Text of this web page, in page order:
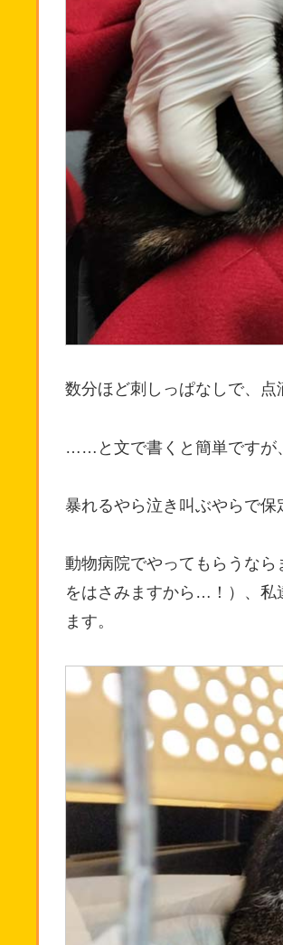
数分ほど刺しっぱなしで、点
……と文で書くと簡単ですが
暴れるやら泣き叫ぶやらで保
動物病院でやってもらうな
をはさみますから…！）、私
ます。